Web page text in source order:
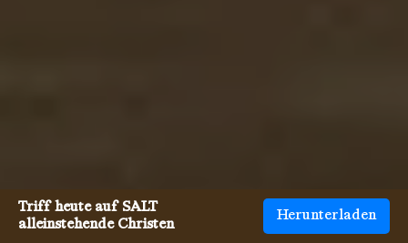
Triff heute auf SALT
alleinstehende Christen
Herunterladen